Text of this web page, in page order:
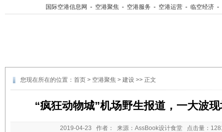
国际空港信息网 - 空港聚焦 - 空港服务 - 空港运营 - 临空经济 -
您现在所在的位置： 首页 > 空港聚焦 > 建设 >> 正文
“疯狂动物城”机场野生报道，一大波
2019-04-23 作者： 来源：AssBook设计食堂 点击量：